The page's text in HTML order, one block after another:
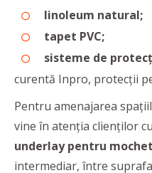
linoleum natural;
tapet PVC;
sisteme de
curentă Inpro, protecții
Pentru amenajarea
vine în atenția clienților cu
underlay pentru
intermediar, între